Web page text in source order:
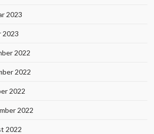
2023
2023
2022
2022
2022
2022
2022